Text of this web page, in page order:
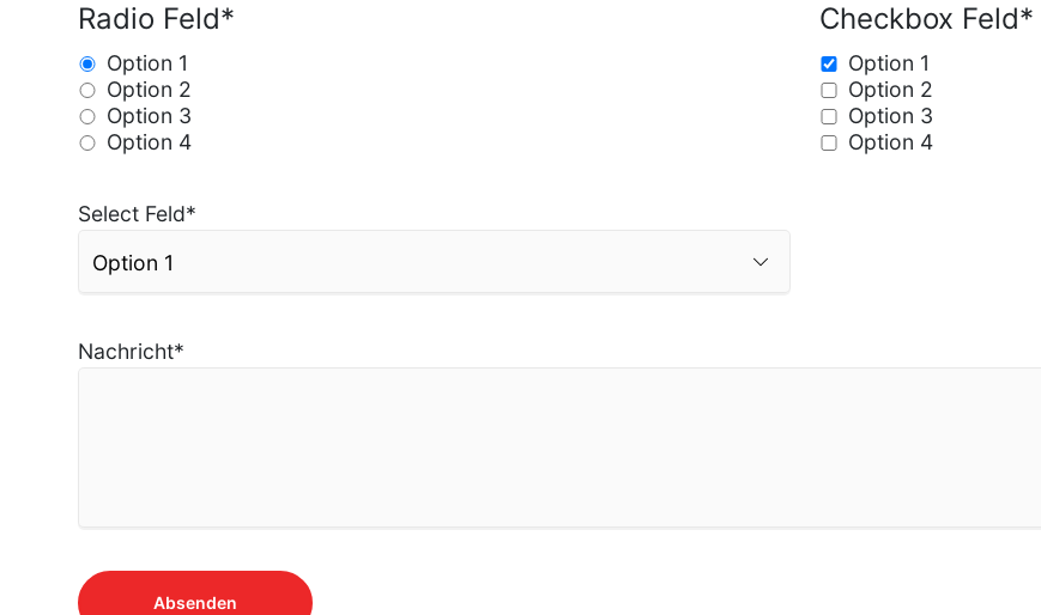
Radio Feld*
Option 1
Option 2
Option 3
Option 4
Checkbox Feld*
Option 1
Option 2
Option 3
Option 4
Select Feld*
Nachricht*
Absenden